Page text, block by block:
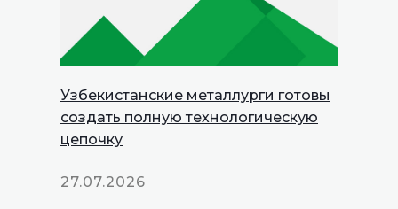
Узбекистанские металлурги готовы
создать полную технологическую
цепочку
27.07.2026